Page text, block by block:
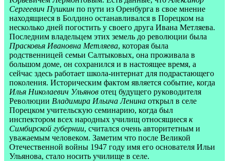
Сергеевич Пушкин по пути из Оренбурга в свое мнение
находящиеся в Болдино останавливался в Порецком на
несколько дней погостить у своего друга Ивана Метляева.
Последним владельцем этих земель до революции была
Прасковья Ивановна Метляева, которая была
родственницей семьи Салтыковых, она проживала в
большом доме, он сохранился и в настоящее время, а
сейчас здесь работает школа-интернат для подрастающего
поколения. Историческим фактом является событие, когда
Илья Николаевич Ульянов отец будущего руководителя
Революции Владимира Ильича Ленина открыл в селе
Порецком учительскую семинарию, когда был
инспектором всех народных училищ относящиеся к
Симбирской губернии, считался очень авторитетным и
уважаемым человеком. Заметим что после Великой
Отечественной войны 1947 году имя его основателя Ильи
Ульянова, стало носить училище в селе.